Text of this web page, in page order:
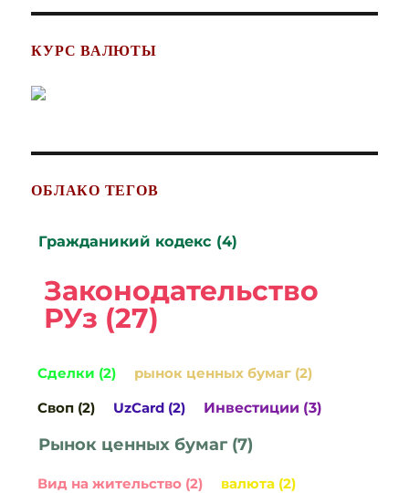
КУРС ВАЛЮТЫ
ОБЛАКО ТЕГОВ
Гражданикий кодекс (4)
Законодательство
РУз (27)
Сделки (2)
рынок ценных бумаг (2)
Своп (2)
UzCard (2) Инвестиции (3)
Рынок ценных бумаг (7)
Вид на жительство (2) валюта (2)